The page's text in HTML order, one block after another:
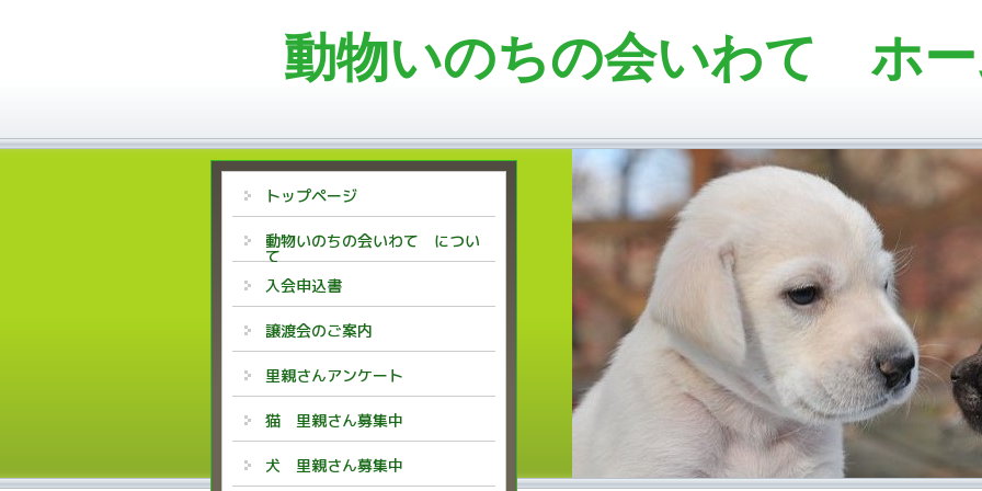
動物いのちの会いわて ホ
トップページ
動物いのちの会いわて につい
て
入会申込書
譲渡会のご案内
里親さんアンケート
猫 里親さん募集中
犬 里親さん募集中